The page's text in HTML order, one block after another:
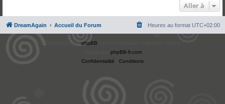
e
r
Aller à
DreamAgain Accueil du Forum Heures au format UTC+02:00
phpBB
phpBB-fr.com
Confidentialité
Conditions